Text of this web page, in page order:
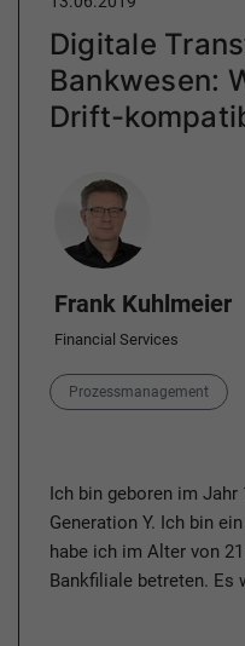
Digitale
Bankwesen:
Drift-
Author
Frank Kuhlmeier
Financial Services
Category
Prozessmanagement
Ich bin geboren im
Generation Y. Ich bin
habe ich im Alter von
Bankfiliale betreten. Es